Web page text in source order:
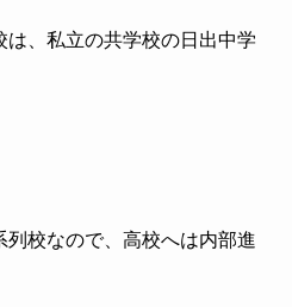
、私立の共学校の日出中学
列校なので、高校へは内部進